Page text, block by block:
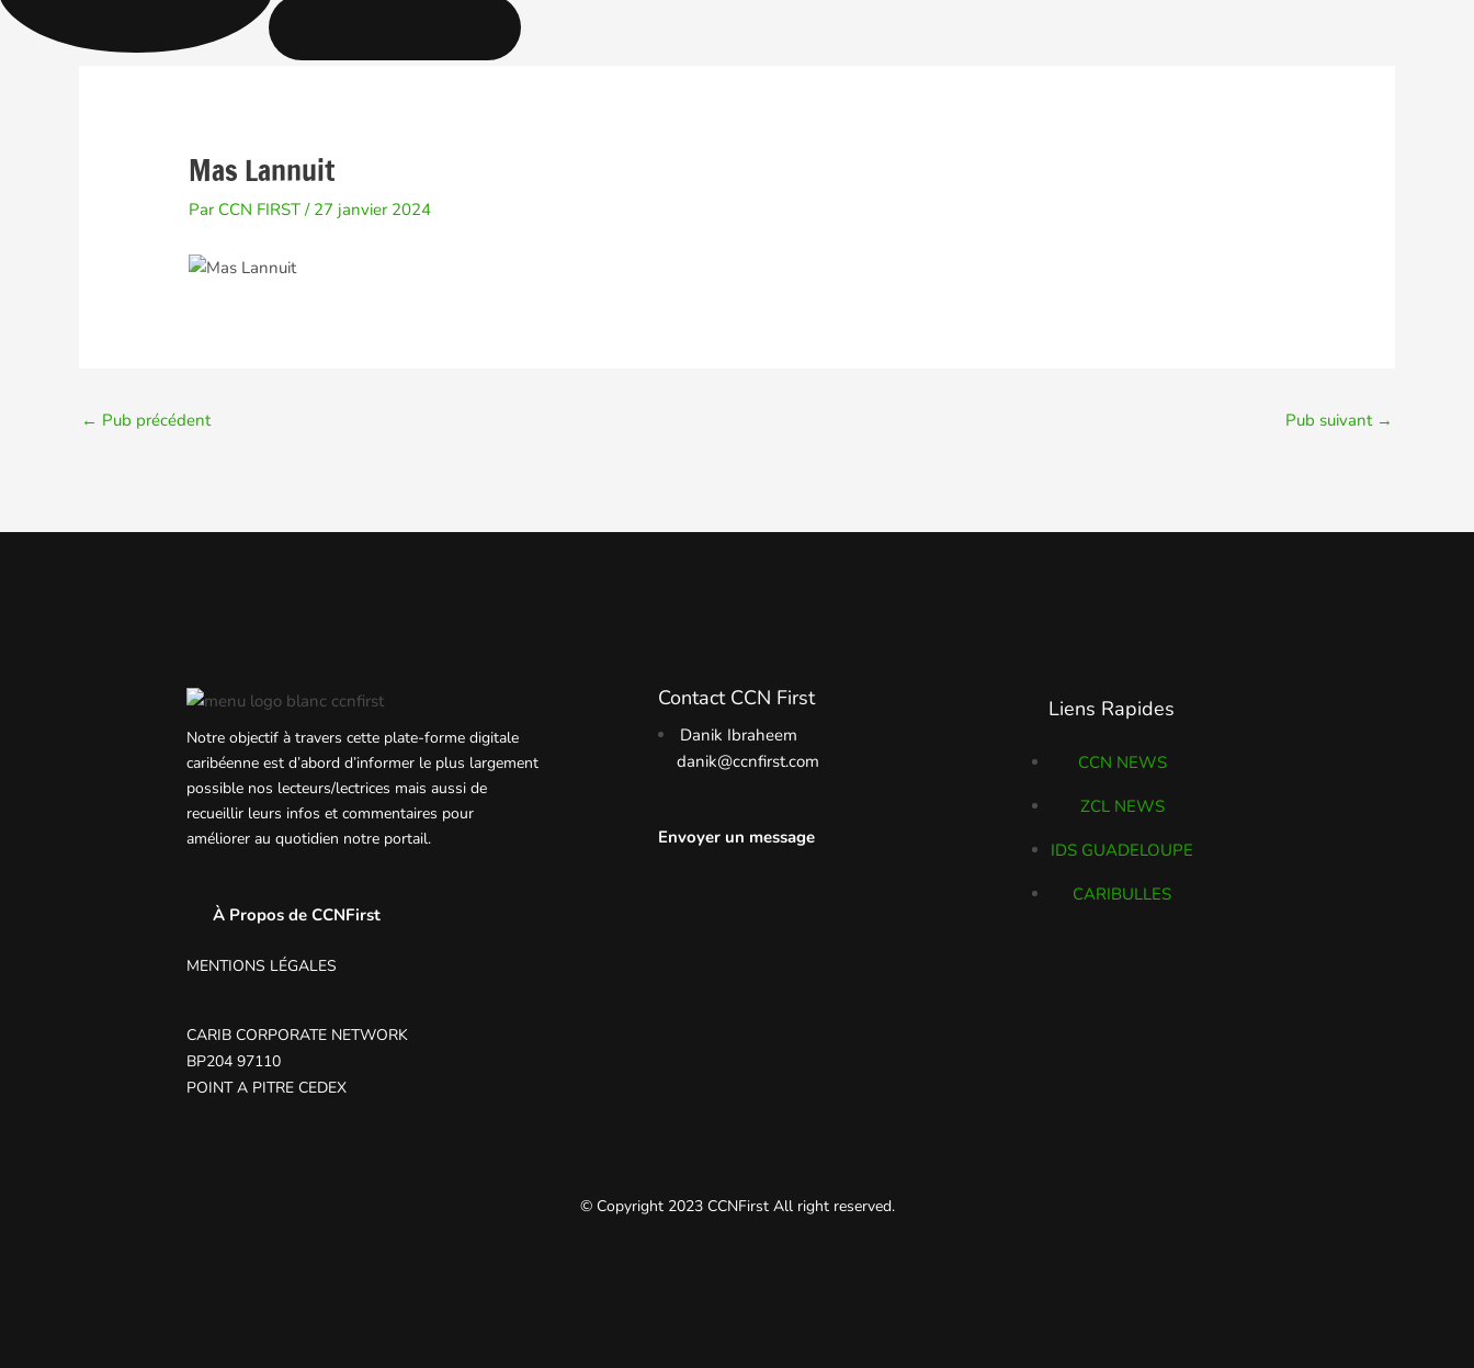
Aller
Mas Lannuit
Par CCN FIRST/ 27 janvier 2024
← Pub précédent Pub suivant →
Notre objectif à travers cette plate-forme digitale
caribéenne est d’abord d’informer le plus largement
possible nos lecteurs/lectrices mais aussi de
recueillir leurs infos et commentaires pour
améliorer au quotidien notre portail.
À Propos de CCNFirst
MENTIONS LÉGALES
CARIB CORPORATE NETWORK
BP204 97110
POINT A PITRE CEDEX
Contact CCN First
Danik Ibraheem
danik@ccnfirst.com
Envoyer un message
Liens Rapides
CCN NEWS
ZCL NEWS
IDS GUADELOUPE
CARIBULLES
© Copyright 2023 CCNFirst All right reserved.